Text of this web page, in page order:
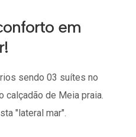
em
sendo 03 suítes no
calçadão de Meia praia.
"lateral mar".